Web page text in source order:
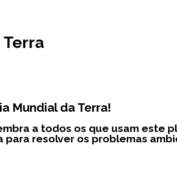
Mundial da Terra!
a todos os que usam este
para resolver os problemas